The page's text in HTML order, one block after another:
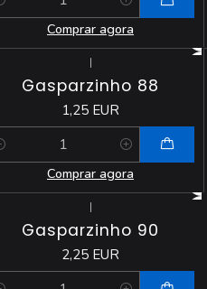
Comprar agora
|
Gasparzinho 88
1,25 EUR
Comprar agora
|
Gasparzinho 90
2,25 EUR